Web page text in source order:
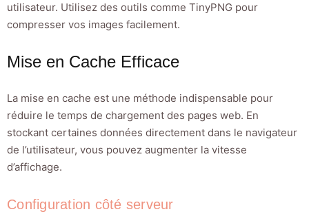
utilisateur. Utilisez des outils comme TinyPNG pour
compresser vos images facilement.
Mise en Cache Efficace
La mise en cache est une méthode indispensable pour
réduire le temps de chargement des pages web. En
stockant certaines données directement dans le navigateur
de l’utilisateur, vous pouvez augmenter la vitesse
d’affichage.
Configuration côté serveur